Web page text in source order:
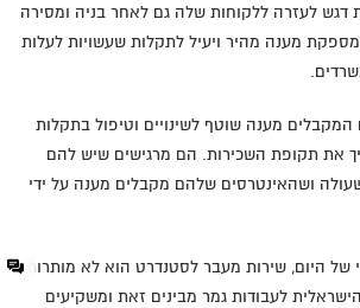
דגש לעזרה ללקוחות שלה גם לאחר בניה ומסירה
מענה מהיר ויעיל לתקלות שעשויות לעלות
המקבלים מענה שוטף לשינויים וטיפול בתקלות
את תקופת השכירות. הם מרגישים שיש להם
ושהאינטרסים שלהם מקבלים מענה על ידי
היום, שירות מעבר לסטנדרט הוא לא מותרות
לעבודות גמר מבינים זאת ומשקיעים